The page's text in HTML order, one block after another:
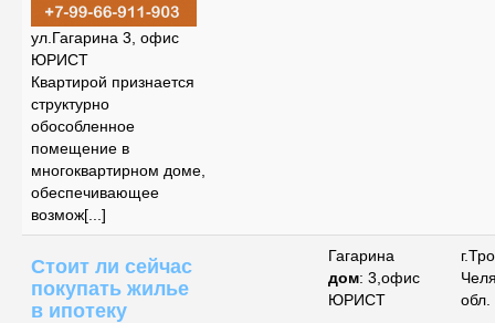
ул.Гагарина 3, офис
ЮРИСТ
Квартирой признается
структурно
обособленное
помещение в
многоквартирном доме,
обеспечивающее
возмож[...]
Стоит ли сейчас
покупать жилье
в ипотеку
Гагарина
дом: 3,офис
ЮРИСТ
обл.